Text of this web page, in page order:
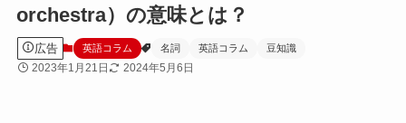
orchestra）の意味とは？
広告 英語コラム 名詞 英語コラム 豆知識
2023年1月21日 2024年5月6日